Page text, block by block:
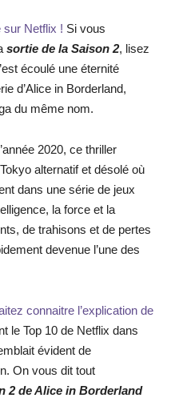
sur Netflix ! Si vous
sortie de la Saison 2, lisez
écoulé une éternité
d’Alice in Borderland,
du même nom.
2020, ce thriller
alternatif et désolé où
dans une série de jeux
la force et la
de trahisons et de pertes
devenue l’une des
connaitre l’explication de
le Top 10 de Netflix dans
évident de
On vous dit tout
2 de Alice in Borderland